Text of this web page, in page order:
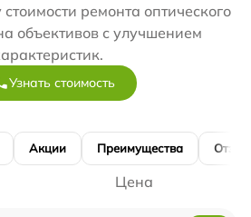
ремонта оптического
объективов с улучшением
Узнать стоимость
Акции Преимущества
Цена